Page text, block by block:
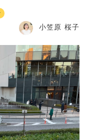
小笠原 桜子